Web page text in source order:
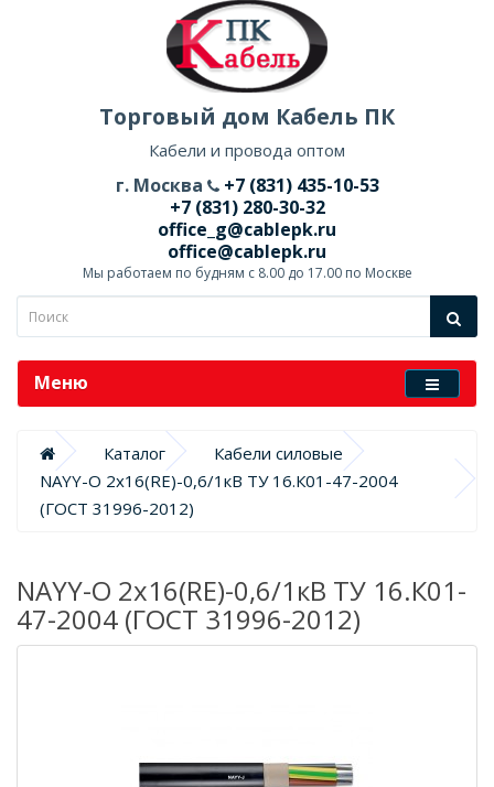
Торговый дом Кабель ПК
Кабели и провода оптом
г. Москва
+7 (831) 435-10-53
+7 (831) 280-30-32
office_g@cablepk.ru
office@cablepk.ru
Мы работаем по будням с 8.00 до 17.00 по Москве
Меню
Каталог
Кабели силовые
NAYY-O 2х16(RE)-0,6/1кВ ТУ 16.К01-47-2004
(ГОСТ 31996-2012)
NAYY-O 2х16(RE)-0,6/1кВ ТУ 16.К01-
47-2004 (ГОСТ 31996-2012)